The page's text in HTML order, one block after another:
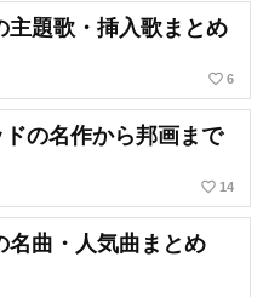
主題歌・挿入歌まとめ
favorite_border 6
の名作から邦画まで
favorite_border 14
名曲・人気曲まとめ